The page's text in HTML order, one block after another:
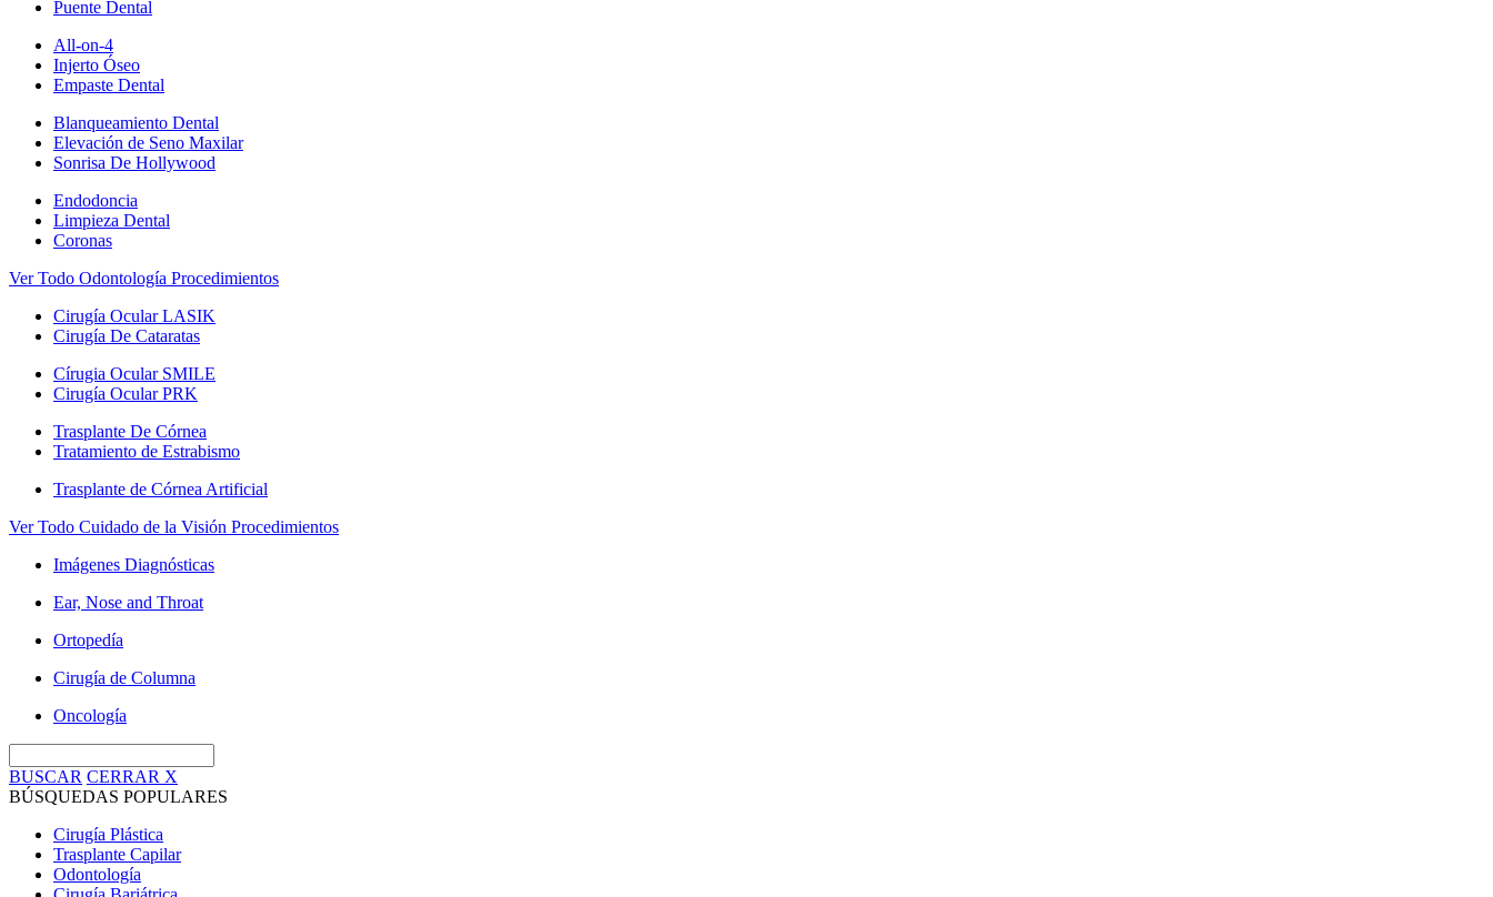
Puente Dental
All-on-4
Injerto Óseo
Empaste Dental
Blanqueamiento Dental
Elevación de Seno Maxilar
Sonrisa De Hollywood
Endodoncia
Limpieza Dental
Coronas
Ver Todo Odontología Procedimientos
Cirugía Ocular LASIK
Cirugía De Cataratas
Círugia Ocular SMILE
Cirugía Ocular PRK
Trasplante De Córnea
Tratamiento de Estrabismo
Trasplante de Córnea Artificial
Ver Todo Cuidado de la Visión Procedimientos
Imágenes Diagnósticas
Ear, Nose and Throat
Ortopedía
Cirugía de Columna
Oncología
BUSCAR CERRAR X
BÚSQUEDAS POPULARES
Cirugía Plástica
Trasplante Capilar
Odontología